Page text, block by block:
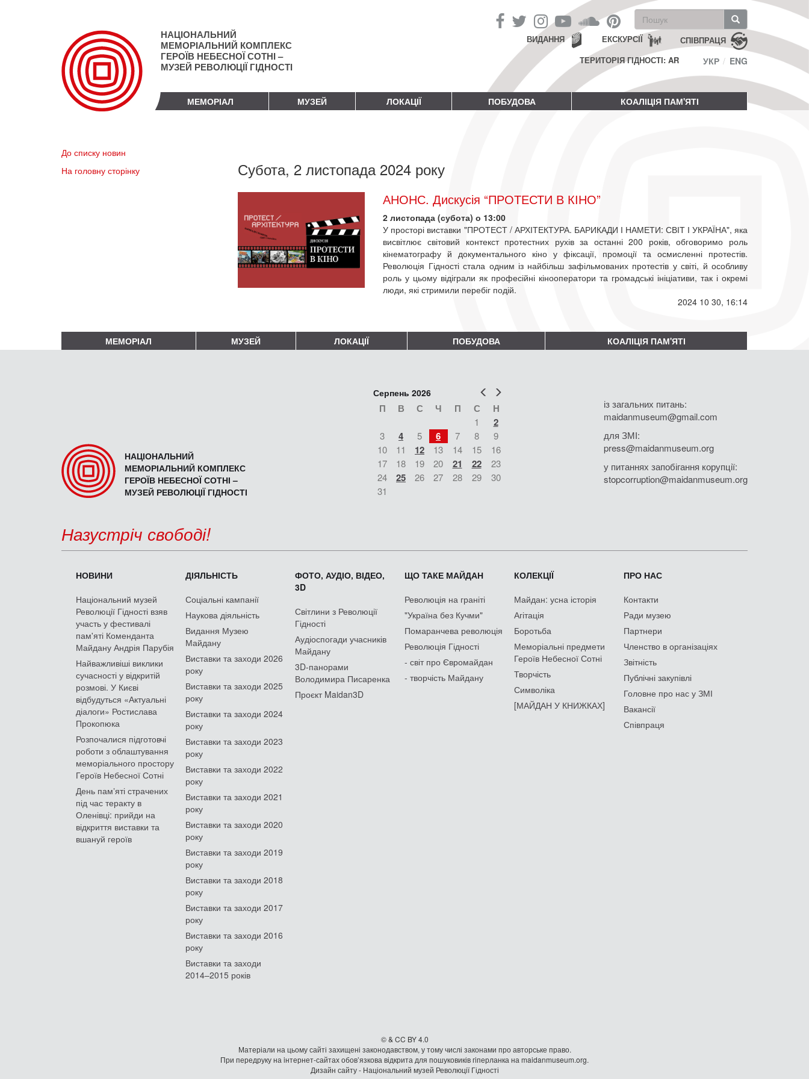
НАЦІОНАЛЬНИЙ
МЕМОРІАЛЬНИЙ КОМПЛЕКС
ГЕРОЇВ НЕБЕСНОЇ СОТНІ –
МУЗЕЙ РЕВОЛЮЦІЇ ГІДНОСТІ
Пошукова
форма
Пошук СПІВПРАЦЯ
ЕКСКУРСІЇ
ВИДАННЯ
ТЕРИТОРІЯ ГІДНОСТІ: AR
УКР ENG
МЕМОРІАЛ МУЗЕЙ ЛОКАЦІЇ ПОБУДОВА КОАЛІЦІЯ ПАМ'ЯТІ
До списку новин
На головну сторінку
Субота, 2 листопада 2024 року
АНОНС. Дискусія “ПРОТЕСТИ В КІНО”
2 листопада (субота) о 13:00
У просторі виставки "ПРОТЕСТ / АРХІТЕКТУРА. БАРИКАДИ І НАМЕТИ: СВІТ І УКРАЇНА", яка
висвітлює світовий контекст протестних рухів за останні 200 років, обговоримо роль
кінематографу й документального кіно у фіксації, промоції та осмисленні протестів.
Революція Гідності стала одним із найбільш зафільмованих протестів у світі, й особливу
роль у цьому відіграли як професійні кінооператори та громадські ініціативи, так і окремі
люди, які стримили перебіг подій.
2024 10 30, 16:14
МЕМОРІАЛ МУЗЕЙ ЛОКАЦІЇ ПОБУДОВА КОАЛІЦІЯ ПАМ'ЯТІ
НАЦІОНАЛЬНИЙ
МЕМОРІАЛЬНИЙ КОМПЛЕКС
ГЕРОЇВ НЕБЕСНОЇ СОТНІ –
МУЗЕЙ РЕВОЛЮЦІЇ ГІДНОСТІ
Попер
Серпень 2026
П В С Ч П С Н
1 2
3 4 5 6 7 8
9
10
11 12 13 14 15
16
17
18 19 20 21 22
23
24
25 26 27 28 29
30
31
із загальних питань:
maidanmuseum@gmail.com
для ЗМІ:
press@maidanmuseum.org
у питаннях запобігання корупції:
stopcorruption@maidanmuseum.org
Назустріч свободі!
НОВИНИ
Національний музей
Революції Гідності взяв
участь у фестивалі
пам'яті Коменданта
Майдану Андрія Парубія
Найважливіші виклики
сучасності у відкритій
розмові. У Києві
відбудуться «Актуальні
діалоги» Ростислава
Прокопюка
Розпочалися підготовчі
роботи з облаштування
меморіального простору
Героїв Небесної Сотні
День памʼяті страчених
під час теракту в
Оленівці: прийди на
відкриття виставки та
вшануй героїв
ДІЯЛЬНІСТЬ
Соціальні кампанії
Наукова діяльність
Видання Музею
Майдану
Виставки та заходи 2026
року
Виставки та заходи 2025
року
Виставки та заходи 2024
року
Виставки та заходи 2023
року
Виставки та заходи 2022
року
Виставки та заходи 2021
року
Виставки та заходи 2020
року
Виставки та заходи 2019
року
Виставки та заходи 2018
року
Виставки та заходи 2017
року
Виставки та заходи 2016
року
Виставки та заходи
2014–2015 років
ФОТО, АУДІО, ВІДЕО,
3D
Світлини з Революції
Гідності
Аудіоспогади учасників
Майдану
3D-панорами
Володимира Писаренка
Проєкт Maidan3D
ЩО ТАКЕ МАЙДАН
Революція на граніті
"Україна без Кучми"
Помаранчева революція
Революція Гідності
- світ про Євромайдан
- творчість Майдану
КОЛЕКЦІЇ
Майдан: усна історія
Агітація
Боротьба
Меморіальні предмети
Героїв Небесної Сотні
Творчість
Символіка
[МАЙДАН У КНИЖКАХ]
ПРО НАС
Контакти
Ради музею
Партнери
Членство в організаціях
Звітність
Публічні закупівлі
Головне про нас у ЗМІ
Вакансії
Співпраця
© & CC BY 4.0
Матеріали на цьому сайті захищені законодавством, у тому числі законами про авторське право.
При передруку на iнтернет-сайтах обов’язкова відкрита для пошуковиків гiперланка на maidanmuseum.org.
Дизайн сайту - Національний музей Революції Гідності